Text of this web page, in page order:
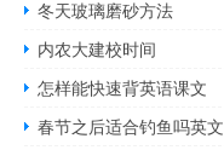
冬天玻璃磨砂方法
内农大建校时间
怎样能快速背英语课文
春节之后适合钓鱼吗英文